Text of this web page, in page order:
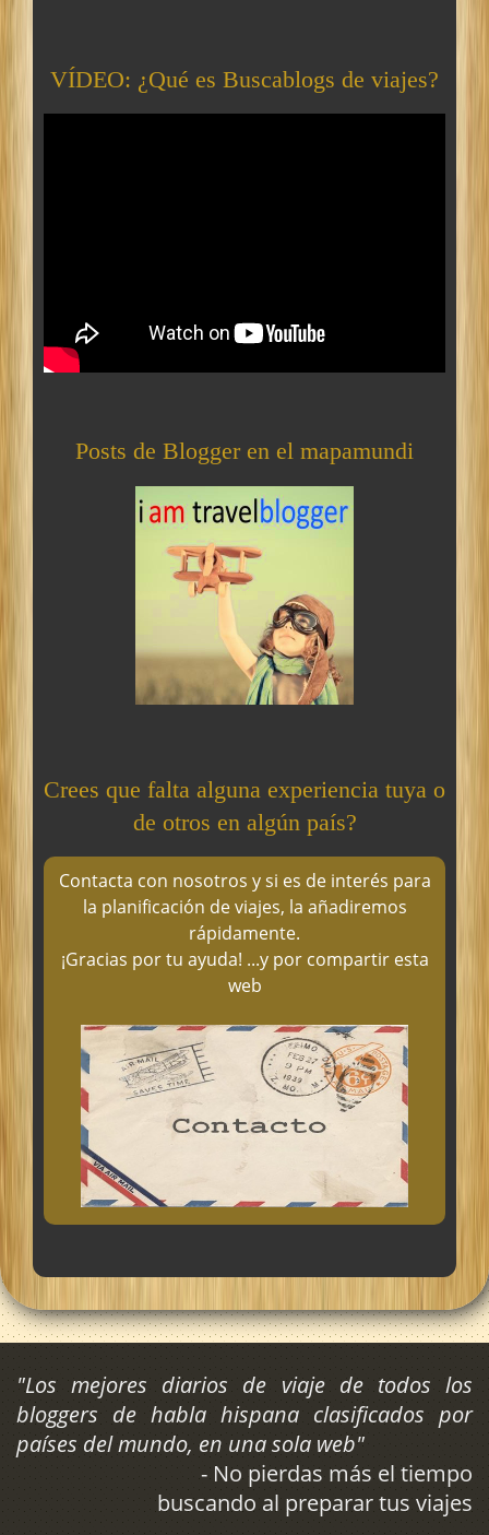
VÍDEO: ¿Qué es Buscablogs de viajes?
Posts de Blogger en el mapamundi
Crees que falta alguna experiencia tuya o
de otros en algún país?
Contacta con nosotros y si es de interés para
la planificación de viajes, la añadiremos
rápidamente.
¡Gracias por tu ayuda! ...y por compartir esta
web
"Los mejores diarios de viaje de todos los
bloggers de habla hispana clasificados por
países del mundo, en una sola web"
- No pierdas más el tiempo
buscando al preparar tus viajes